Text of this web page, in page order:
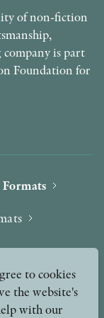
of non-fiction
is part
Foundation for
to cookies
the website's
with our